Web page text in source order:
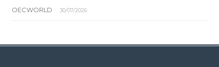
OECWORLD 30/07/2026